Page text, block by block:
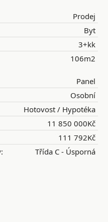
Prodej
Byt
3+kk
106m2
Panel
Osobní
Hotovost / Hypotéka
11 850 000Kč
111 792Kč
Třída C - Úsporná